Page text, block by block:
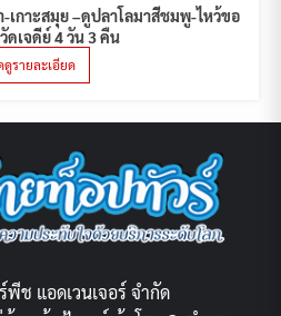
-เกาะสมุย –ดูปลาโลมาสีชมพู-ไหว้ขอ
ดเจดีย์ 4 วัน 3 คืน
ดูรายละเอียด
พีช แอดเวนเจอร์ จำกัด